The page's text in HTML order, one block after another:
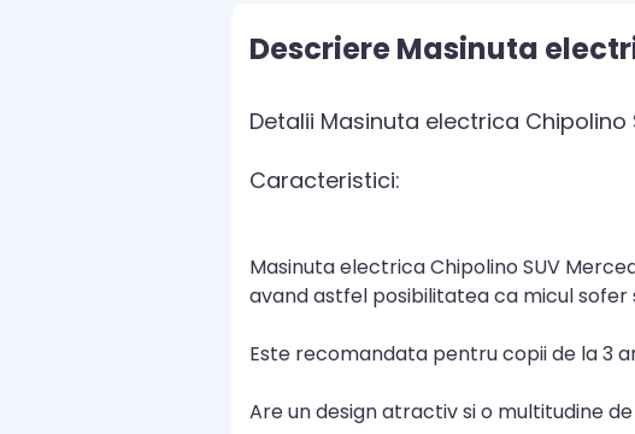
Descriere Masinuta
Detalii Masinuta electrica Chipolino
Caracteristici:
Masinuta electrica Chipolino SUV
avand astfel posibilitatea ca micul sofer
Este recomandata pentru copii de la 3
Are un design atractiv si o multitudine